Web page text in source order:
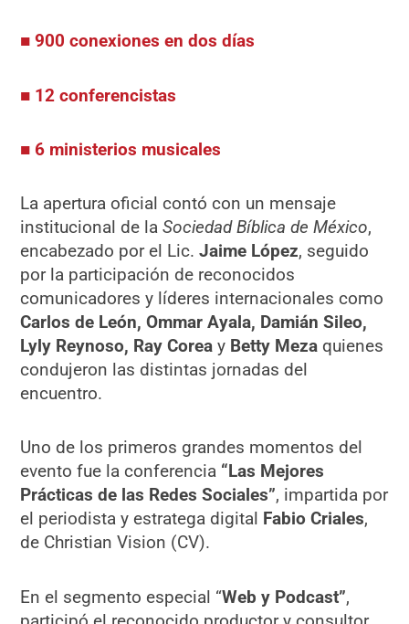
■ 900 conexiones en dos días
■ 12 conferencistas
■ 6 ministerios musicales
La apertura oficial contó con un mensaje
institucional de laSociedad Bíblica de México,
encabezado por el Lic.Jaime López, seguido
por la participación de reconocidos
comunicadores y líderes internacionales como
Carlos de León, Ommar Ayala, Damián Sileo,
Lyly Reynoso, Ray Corea y Betty Meza quienes
condujeron las distintas jornadas del
encuentro.
Uno de los primeros grandes momentos del
evento fue la conferencia “Las Mejores
Prácticas de las Redes Sociales”, impartida por
el periodista y estratega digital Fabio Criales,
de Christian Vision (CV).
En el segmento especial “Web y Podcast”,